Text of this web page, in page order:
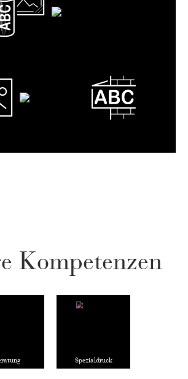
Kompetenzen
Spezialdruck